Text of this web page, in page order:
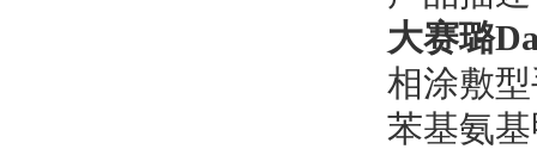
大赛璐
相涂敷
苯基氨